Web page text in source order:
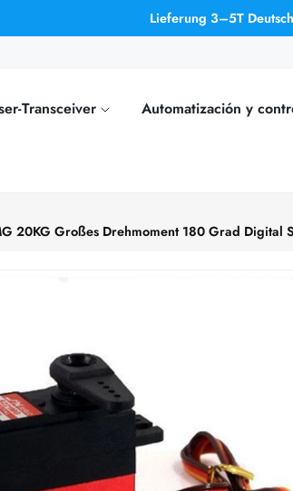
Lieferung 3–5T
Transceiver Automatización y
20KG Großes Drehmoment 180 Grad